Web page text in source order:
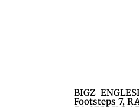
BIGZ
Footsteps 7,